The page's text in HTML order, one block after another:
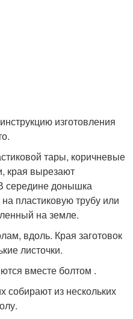
изготовления
тары, коричневые
края вырезают
середине донышка
пластиковую трубу или
на земле.
вдоль. Края заготовок
листочки.
вместе болтом .
из нескольких